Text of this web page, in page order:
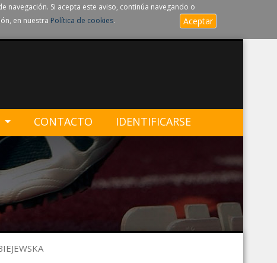
Si acepta este aviso, continúa navegando o
en nuestra Política de cookies. Aceptar
CONTACTO IDENTIFICARSE